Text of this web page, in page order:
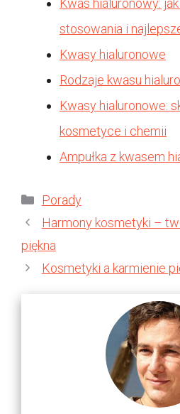
Kwas hialuronowy:
stosowania i
Kwasy hialuronowe
Rodzaje kwasu
Kwasy hialuronowe:
kosmetyce i chemii
Ampułka z kwasem
Kategorie
Porady
Harmony kosmetyki –
piękna
Kosmetyki a karmienie